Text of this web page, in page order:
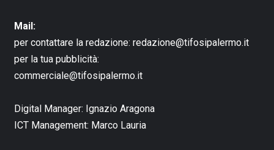
Mail:
per contattare la redazione: redazione@tifosipalermo.it
per la tua pubblicità:
commerciale@tifosipalermo.it
Digital Manager: Ignazio Aragona
ICT Management: Marco Lauria